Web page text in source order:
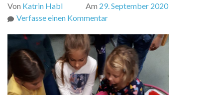
Von Katrin Habl Am 29. September 2020
Verfasse einen Kommentarzu
zu
Gast